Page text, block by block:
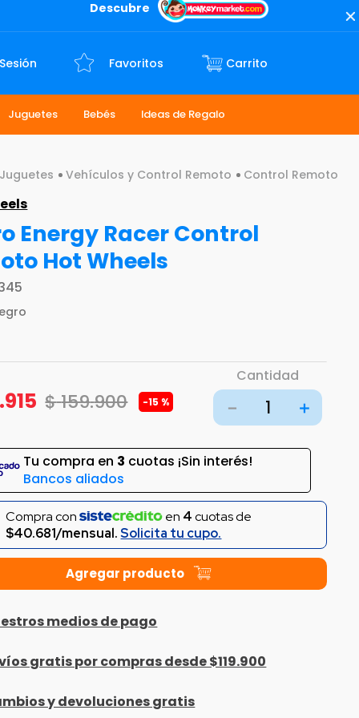
Descubre
Favoritos
Juguetes Bebés Ideas de Regalo
Juguetes Vehículos y Control Remoto Control Remoto
Energy Racer Control
Hot Wheels
.915 $159.900 -15 %
Cantidad
＋
－
Tu compra en 3 cuotas ¡Sin interés!
Bancos aliados
Compra con en 4cuotas de
$40.681/mensual.Solicita tu cupo.
medios de pago
gratis por compras desde $119.900
y devoluciones gratis